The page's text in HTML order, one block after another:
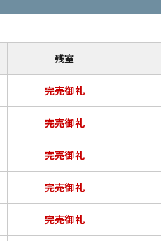
残室
完売御礼
完売御礼
完売御礼
完売御礼
完売御礼